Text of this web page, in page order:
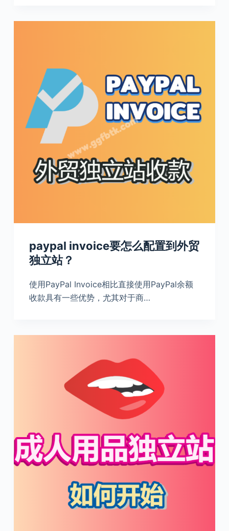
paypal invoice要怎么配置到外贸
独立站？
使用PayPal Invoice相比直接使用PayPal余额
收款具有一些优势，尤其对于商…